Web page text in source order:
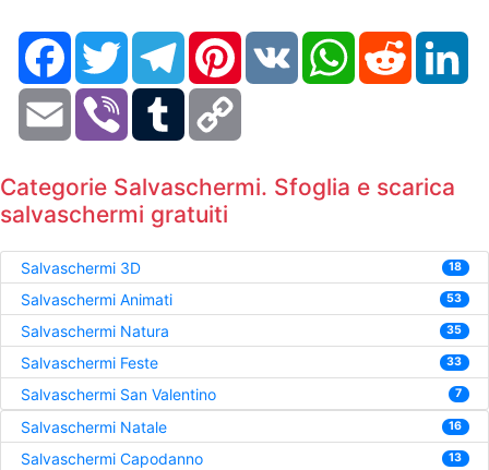
FacebookTwitter TelegramPinterestVK WhatsAppReddit
Email Viber Tumblr
Categorie Salvaschermi. Sfoglia e scarica
salvaschermi gratuiti
Salvaschermi 3D 18
Salvaschermi Animati 53
Salvaschermi Natura 35
Salvaschermi Feste 33
Salvaschermi San Valentino 7
Salvaschermi Natale 16
Salvaschermi Capodanno 13